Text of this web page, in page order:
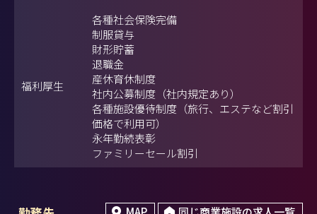
福利厚生
各種社会保険完備
制服貸与
財形貯蓄
退職金
産休育休制度
社内公募制度（社内規定あり）
各種施設優待制度（旅行、エステなど割引
価格で利用可）
永年勤続表彰
ファミリーセール割引